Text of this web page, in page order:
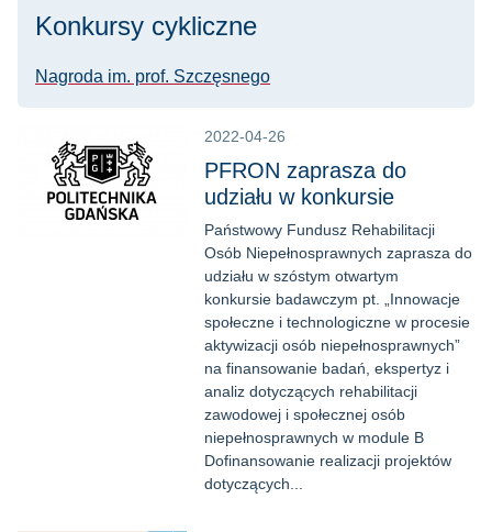
Konkursy cykliczne
Nagroda im. prof. Szczęsnego
2022-04-26
PFRON zaprasza do
udziału w konkursie
Państwowy Fundusz Rehabilitacji
Osób Niepełnosprawnych zaprasza do
udziału w szóstym otwartym
konkursie badawczym pt. „Innowacje
społeczne i technologiczne w procesie
aktywizacji osób niepełnosprawnych”
na finansowanie badań, ekspertyz i
analiz dotyczących rehabilitacji
zawodowej i społecznej osób
niepełnosprawnych w module B
Dofinansowanie realizacji projektów
dotyczących...